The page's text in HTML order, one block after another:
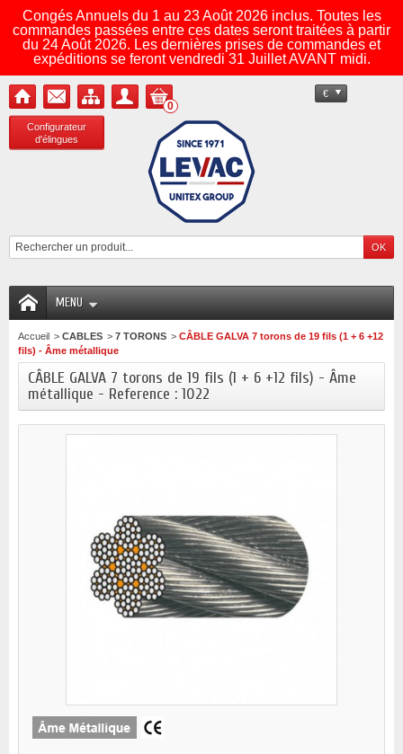
Congés Annuels du 1 au 23 Août 2026 inclus. Toutes les
commandes passées entre ces dates seront traitées à partir
du 24 Août 2026. Les dernières prises de commandes et
expéditions se feront vendredi 31 Juillet AVANT midi.
Configurateur
d'élingues
€
0
MENU
Accueil > CABLES > 7 TORONS > CÂBLE GALVA 7 torons de 19 fils (1 + 6 +12
fils) - Âme métallique
CÂBLE GALVA 7 torons de 19 fils (1 + 6 +12 fils) - Âme
métallique - Reference : 1022